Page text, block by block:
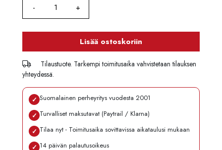
Lisää ostoskoriin
Tilaustuote. Tarkempi toimitusaika vahvistetaan tilauksen
yhteydessä.
✓ Suomalainen perheyritys vuodesta 2001
✓ Turvalliset maksutavat (Paytrail / Klarna)
✓ Tilaa nyt - Toimitusaika sovittavissa aikataulusi mukaan
✓ 14 päivän palautusoikeus